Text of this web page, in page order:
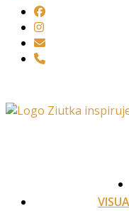
Ziutka inspiruje